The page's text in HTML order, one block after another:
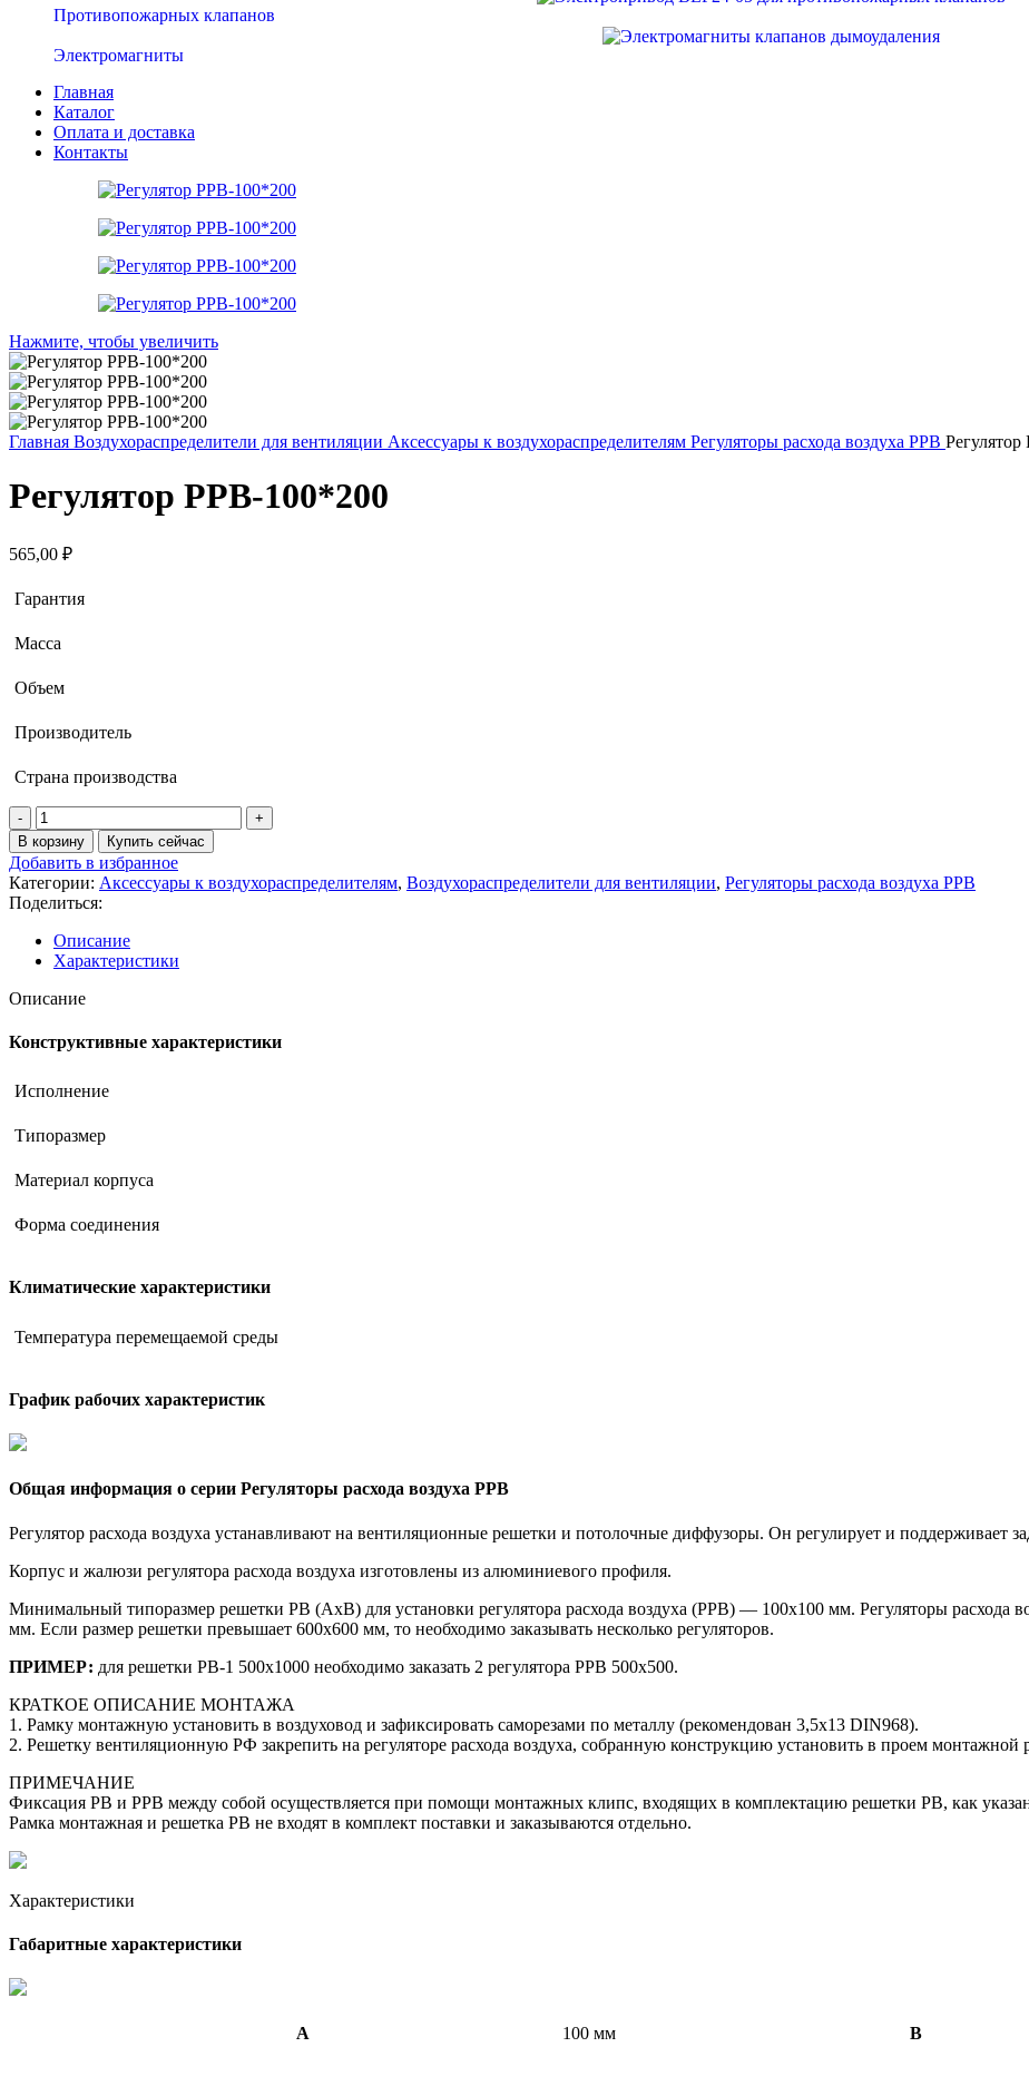
Противопожарных клапанов
Электромагниты
Главная
Каталог
Оплата и доставка
Контакты
Нажмите, чтобы увеличить
Главная Воздухораспределители для вентиляции Аксессуары к воздухораспределителям Регуляторы расхода воздуха РРВ
Регулятор РРВ-100*200
565,00 ₽
Гарантия
Масса
Объем
Производитель
Страна производства
В корзину Купить сейчас
Добавить в избранное
Категории: Аксессуары к воздухораспределителям, Воздухораспределители для вентиляции, Регуляторы расхода воздуха РРВ
Поделиться:
Описание
Характеристики
Описание
Конструктивные характеристики
Исполнение
Типоразмер
Материал корпуса
Форма соединения
Климатические характеристики
Температура перемещаемой среды
График рабочих характеристик
Общая информация о серии Регуляторы расхода воздуха РРВ
Регулятор расхода воздуха устанавливают на вентиляционные решетки и потолочные диффузоры. Он регулирует и поддерживает
Корпус и жалюзи регулятора расхода воздуха изготовлены из алюминиевого профиля.
Минимальный типоразмер решетки РВ (АхВ) для установки регулятора расхода воздуха (РРВ) — 100х100 мм. Регуляторы расхода
мм. Если размер решетки превышает 600х600 мм, то необходимо заказывать несколько регуляторов.
ПРИМЕР: для решетки РВ-1 500х1000 необходимо заказать 2 регулятора РРВ 500х500.
КРАТКОЕ ОПИСАНИЕ МОНТАЖА
1. Рамку монтажную установить в воздуховод и зафиксировать саморезами по металлу (рекомендован 3,5х13 DIN968).
2. Решетку вентиляционную РФ закрепить на регуляторе расхода воздуха, собранную конструкцию установить в проем монтажной
ПРИМЕЧАНИЕ
Фиксация РВ и РРВ между собой осуществляется при помощи монтажных клипс, входящих в комплектацию решетки РВ, как
Рамка монтажная и решетка РВ не входят в комплект поставки и заказываются отдельно.
Характеристики
Габаритные характеристики
A 100 мм B